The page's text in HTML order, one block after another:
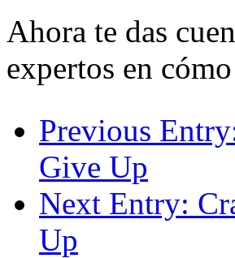
Ahora te das
expertos en
Previous
Give Up
Next Entry:
Up